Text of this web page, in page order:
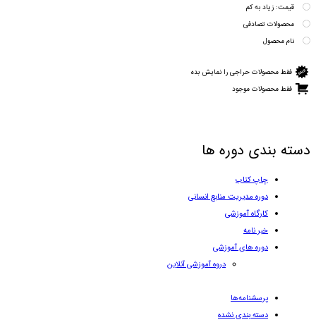
قیمت: زیاد به کم
محصولات تصادفی
نام محصول
فقط محصولات حراجی را نمایش بده
فقط محصولات موجود
دسته بندی دوره ها
چاپ کتاب
دوره مدیریت منابع انسانی
کارگاه آموزشی
خبر نامه
دوره های آموزشی
دروه آموزشی آنلاین
پرسشنامه‌ها
دسته بندی نشده